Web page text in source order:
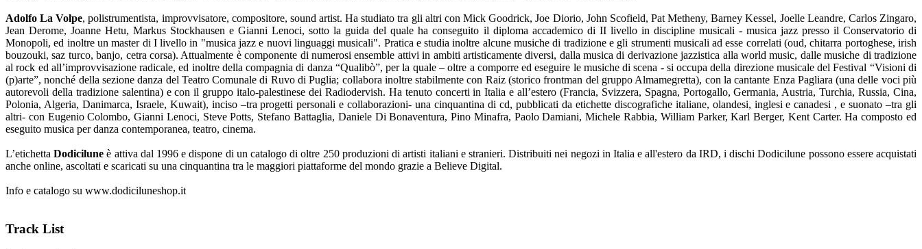
Adolfo La Volpe, polistrumentista, improvvisatore, compositore, sound artist. Ha studiato tra gli altri con Mick Goodrick, Joe Diorio, John Scofield, Pat Metheny, Barney Kessel, Joelle Leandre, Carlos Zingaro,
Jean Derome, Joanne Hetu, Markus Stockhausen e Gianni Lenoci, sotto la guida del quale ha conseguito il diploma accademico di II livello in discipline musicali - musica jazz presso il Conservatorio di
Monopoli, ed inoltre un master di I livello in "musica jazz e nuovi linguaggi musicali". Pratica e studia inoltre alcune musiche di tradizione e gli strumenti musicali ad esse correlati (oud, chitarra portoghese, irish
bouzouki, saz turco, banjo, cetra corsa). Attualmente è componente di numerosi ensemble attivi in ambiti artisticamente diversi, dalla musica di derivazione jazzistica alla world music, dalle musiche di tradizione
al rock ed all’improvvisazione radicale, ed inoltre della compagnia di danza “Qualibò”, per la quale – oltre a comporre ed eseguire le musiche di scena - si occupa della direzione musicale del Festival “Visioni di
(p)arte”, nonché della sezione danza del Teatro Comunale di Ruvo di Puglia; collabora inoltre stabilmente con Raiz (storico frontman del gruppo Almamegretta), con la cantante Enza Pagliara (una delle voci più
autorevoli della tradizione salentina) e con il gruppo italo-palestinese dei Radiodervish. Ha tenuto concerti in Italia e all’estero (Francia, Svizzera, Spagna, Portogallo, Germania, Austria, Turchia, Russia, Cina,
Polonia, Algeria, Danimarca, Israele, Kuwait), inciso –tra progetti personali e collaborazioni- una cinquantina di cd, pubblicati da etichette discografiche italiane, olandesi, inglesi e canadesi , e suonato –tra gli
altri- con Eugenio Colombo, Gianni Lenoci, Steve Potts, Stefano Battaglia, Daniele Di Bonaventura, Pino Minafra, Paolo Damiani, Michele Rabbia, William Parker, Karl Berger, Kent Carter. Ha composto ed
eseguito musica per danza contemporanea, teatro, cinema.
L’etichettaDodicilune è attiva dal 1996 e dispone di un catalogo di oltre 250 produzioni di artisti italiani e stranieri. Distribuiti nei negozi in Italia e all'estero da IRD, i dischi Dodicilune possono essere acquistati
anche online, ascoltati e scaricati su una cinquantina tra le maggiori piattaforme del mondo grazie a Believe Digital.
Info e catalogo su www.dodiciluneshop.it
Track List